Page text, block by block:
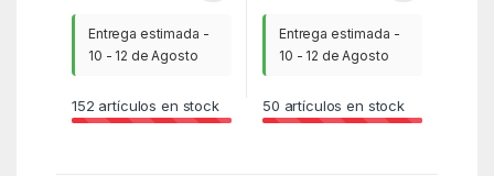
Entrega estimada -
10 - 12 de Agosto
152 artículos en stock
Entrega estimada -
10 - 12 de Agosto
50 artículos en stock